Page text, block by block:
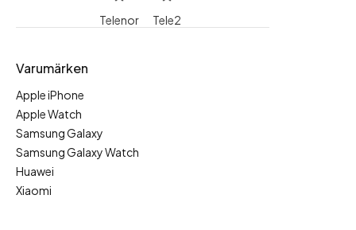
Telenor Tele2
Varumärken
Apple iPhone
Apple Watch
Samsung Galaxy
Samsung Galaxy Watch
Huawei
Xiaomi